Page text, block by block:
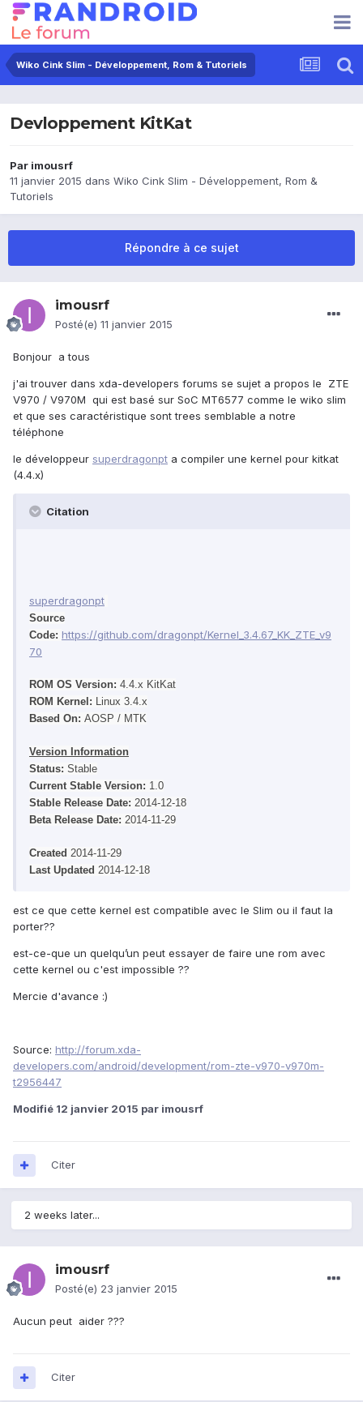
Wiko Cink Slim - Développement, Rom & Tutoriels
Devloppement KitKat
Par imousrf
11 janvier 2015 dans Wiko Cink Slim - Développement, Rom &
Tutoriels
Répondre à ce sujet
imousrf
Posté(e) 11 janvier 2015
Bonjour a tous
j'ai trouver dans xda-developers forums se sujet a propos le ZTE
V970 / V970M qui est basé sur SoC MT6577 comme le wiko slim
et que ses caractéristique sont trees semblable a notre
téléphone
le développeur superdragonpt a compiler une kernel pour kitkat
(4.4.x)
Citation
superdragonpt
Source
Code: https://github.com/dragonpt/Kernel_3.4.67_KK_ZTE_v9
70
ROM OS Version: 4.4.x KitKat
ROM Kernel: Linux 3.4.x
Based On: AOSP / MTK
Version Information
Status: Stable
Current Stable Version: 1.0
Stable Release Date: 2014-12-18
Beta Release Date: 2014-11-29
Created 2014-11-29
Last Updated 2014-12-18
est ce que cette kernel est compatible avec le Slim ou il faut la
porter??
est-ce-que un quelqu’un peut essayer de faire une rom avec
cette kernel ou c'est impossible ??
Mercie d'avance :)
Source: http://forum.xda-
developers.com/android/development/rom-zte-v970-v970m-
t2956447
Modifié 12 janvier 2015 par imousrf
Citer
2 weeks later...
imousrf
Posté(e) 23 janvier 2015
Aucun peut aider ???
Citer